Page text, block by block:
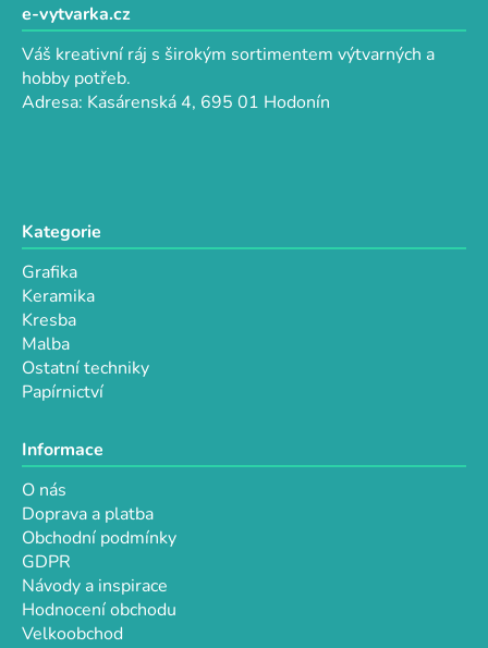
a
c
p
ý
e-vytvarka.cz
Váš kreativní ráj s širokým sortimentem výtvarných a
hobby potřeb.
Adresa: Kasárenská 4, 695 01 Hodonín
Kategorie
Grafika
Keramika
Kresba
Malba
Ostatní techniky
Papírnictví
Informace
O nás
Doprava a platba
Obchodní podmínky
GDPR
Návody a inspirace
Hodnocení obchodu
Velkoobchod